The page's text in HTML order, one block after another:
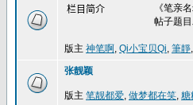
栏目简介
《笔亲
帖子题
版主 神笔啊, Qi小宝贝Qi, 筆靜,
张靓颖
版主 笔靓都爱, 做梦都在笑, 糖